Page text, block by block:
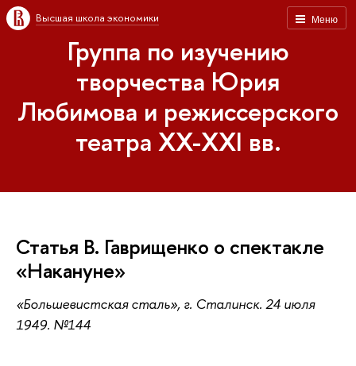
Меню
Высшая школа экономики
Группа по изучению
творчества Юрия
Любимова и режиссерского
театра XX-XXI вв.
Статья В. Гаврищенко о спектакле
«Накануне»
«Большевистская сталь», г. Сталинск. 24 июля
1949. №144